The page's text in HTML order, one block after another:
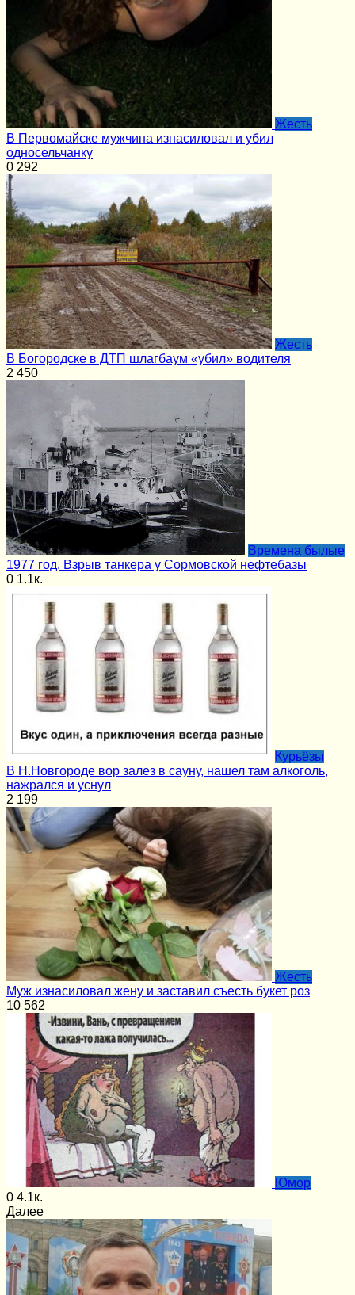
Жесть
В Первомайске мужчина изнасиловал и убил
односельчанку
0 292
Жесть
В Богородске в ДТП шлагбаум «убил» водителя
2 450
Времена былые
1977 год. Взрыв танкера у Сормовской нефтебазы
0 1.1к.
Курьёзы
В Н.Новгороде вор залез в сауну, нашел там алкоголь,
нажрался и уснул
2 199
Жесть
Муж изнасиловал жену и заставил съесть букет роз
10 562
Юмор
0 4.1к.
Далее